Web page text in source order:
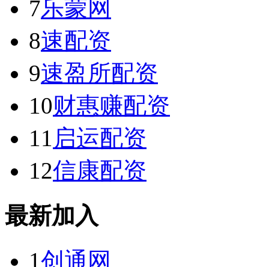
7乐蒙网
8速配资
9速盈所配资
10财惠赚配资
11 启运配资
12信康配资
最新加入
1创通网